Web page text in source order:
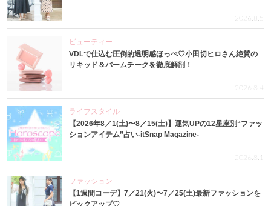
2026.8.5
ビューティー
VDLで仕込む圧倒的透明感ほっぺ♡小田切ヒロさん絶賛の
リキッド＆バームチークを徹底解剖！
2026.8.4
ライフスタイル
【2026年8／1(土)〜8／15(土)】運気UPの12星座別“ファッ
ションアイテム”占い-itSnap Magazine-
2026.8.1
ファッション
【1週間コーデ】7／21(火)〜7／25(土)最新ファッションを
ピックアップ♡